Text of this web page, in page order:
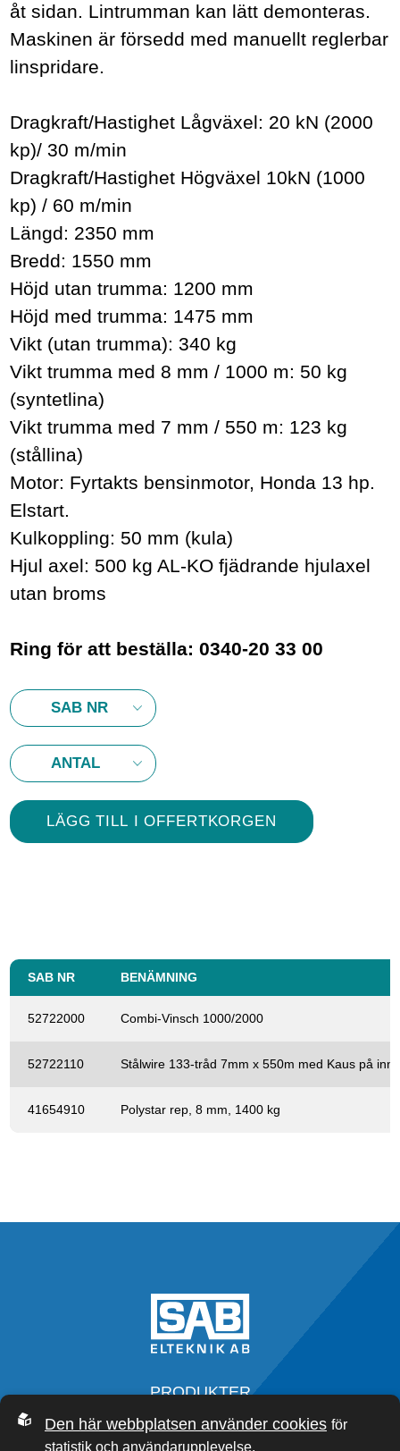
åt sidan. Lintrumman kan lätt demonteras.
Maskinen är försedd med manuellt reglerbar
linspridare.
Dragkraft/Hastighet Lågväxel: 20 kN (2000
kp)/ 30 m/min
Dragkraft/Hastighet Högväxel 10kN (1000
kp) / 60 m/min
Längd: 2350 mm
Bredd: 1550 mm
Höjd utan trumma: 1200 mm
Höjd med trumma: 1475 mm
Vikt (utan trumma): 340 kg
Vikt trumma med 8 mm / 1000 m: 50 kg
(syntetlina)
Vikt trumma med 7 mm / 550 m: 123 kg
(stållina)
Motor: Fyrtakts bensinmotor, Honda 13 hp.
Elstart.
Kulkoppling: 50 mm (kula)
Hjul axel: 500 kg AL-KO fjädrande hjulaxel
utan broms
Ring för att beställa: 0340-20 33 00
SAB NR BENÄMNING
52722000 Combi-Vinsch 1000/2000
52722110 Stålwire 133-tråd 7mm x 550m med Kaus på
41654910 Polystar rep, 8 mm, 1400 kg
PRODUKTER
SERVICE
OM OSS
Den här webbplatsen använder cookies för
statistik och användarupplevelse.